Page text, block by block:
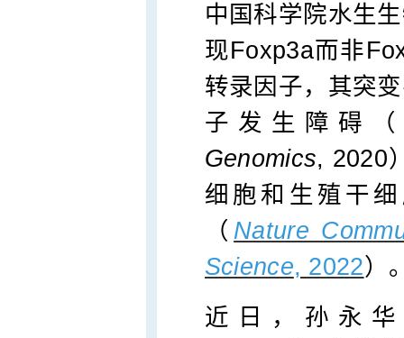
中国科学院水生
现Foxp3a而非
转录因子，其突
子发生障碍
Genomics, 2020
细胞和生殖干
（ Nature
Science, 2022）
近日，孙永